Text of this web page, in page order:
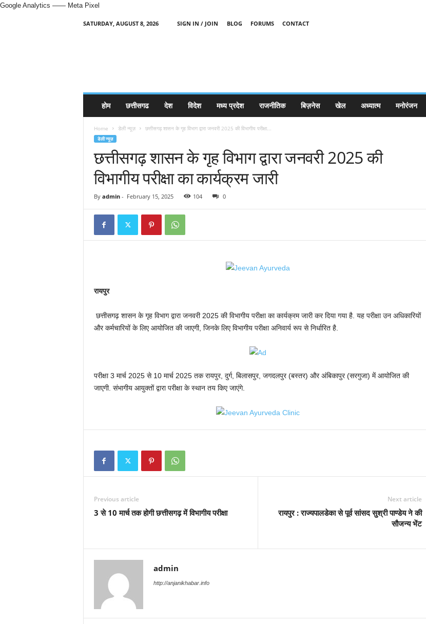
Google Analytics —— Meta Pixel
SATURDAY, AUGUST 8, 2026 SIGN IN / JOIN BLOG FORUMS
CONTACT
होम छत्तीसगढ देश विदेश मध्य प्रदेश राजनीतिक बिज़नेस खेल अध्यात्म मनोरंजन
Home डेली न्यूज़ छत्तीसगढ़ शासन के गृह विभाग द्वारा जनवरी 2025 की विभागीय परीक्षा...
डेली न्यूज़
छत्तीसगढ़ शासन के गृह विभाग द्वारा जनवरी 2025 की
विभागीय परीक्षा का कार्यक्रम जारी
By admin- February 15, 2025 104 0
रायपुर
छत्तीसगढ़ शासन के गृह विभाग द्वारा जनवरी 2025 की विभागीय परीक्षा का कार्यक्रम जारी कर दिया गया है. यह परीक्षा उन अधिकारियों
और कर्मचारियों के लिए आयोजित की जाएगी, जिनके लिए विभागीय परीक्षा अनिवार्य रूप से निर्धारित है.
परीक्षा 3 मार्च 2025 से 10 मार्च 2025 तक रायपुर, दुर्ग, बिलासपुर, जगदलपुर (बस्तर) और अंबिकापुर (सरगुजा) में आयोजित की
जाएगी. संभागीय आयुक्तों द्वारा परीक्षा के स्थान तय किए जाएंगे.
Previous article
3 से 10 मार्च तक होगी छत्तीसगढ़ में विभागीय परीक्षा
Next article
रायपुर : राज्यपालडेका से पूर्व सांसद सुश्री पाण्डेय ने की
सौजन्य भेंट
admin
http://anjanikhabar.info